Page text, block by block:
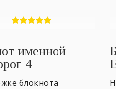
именной
4
блокнота